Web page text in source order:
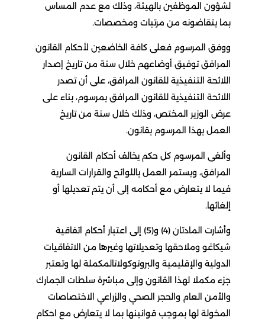
لشؤون الموظفين بالهيئة، وذلك مع عدم المساس
بما يتقاضونه من مرتبات ومخصصات.
ووفق المرسوم فعلى كافة الخاضعين لأحكام القانون
المرافق توفيق أوضاعهم خلال سنة من تاريخ إصدار
اللائحة التنفيذية للقانون المرافق، على أن تصدر
اللائحة التنفيذية للقانون المرافق بمرسوم، بناء على
عرض الوزير المختص، وذلك خلال سنة من تاريخ
العمل بهذا المرسوم بقانون.
وألغى المرسوم كل حكم يخالف أحكام القانون
المرافق، ويستمر العمل باللوائح والقرارات السارية
فيما لا يتعارض مع أحكامه إلى أن يتم تعديلها أو
إلغائها.
وأشارت المادتان (4) و(5) إلى اعتبار أحكام اتفاقية
شيكاغو وملاحقها وتعديلاتها وغيرها من الاتفاقيات
الدولية والإقليمية والبروتوكولاتالمكملة لها وتعتبر
جزء مكملا لهذا القانون وإلى مباشرة سلطات الجمارك
والأمن العام والحجر الصحي والزراعي الاختصاصات
المخولة لها بموجب قوانينها بما لا يتعارض مع احكام